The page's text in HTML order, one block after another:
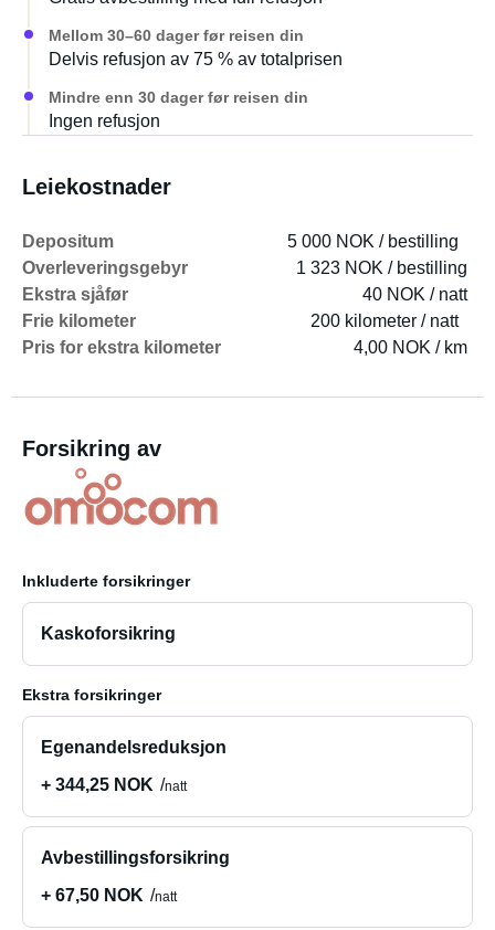
Mellom 30–60 dager før reisen din
Delvis refusjon av 75 % av totalprisen
Mindre enn 30 dager før reisen din
Ingen refusjon
Leiekostnader
Depositum
5 000 NOK / bestilling
Overleveringsgebyr
1 323 NOK / bestilling
Ekstra sjåfør
40 NOK / natt
Frie kilometer
200 kilometer / natt
Pris for ekstra kilometer
4,00 NOK / km
Forsikring av
Inkluderte forsikringer
Kaskoforsikring
Ekstra forsikringer
Egenandelsreduksjon
+ 344,25 NOK
natt
Avbestillingsforsikring
+ 67,50 NOK
natt